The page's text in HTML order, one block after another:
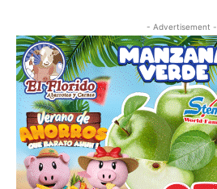
- Advertisement -